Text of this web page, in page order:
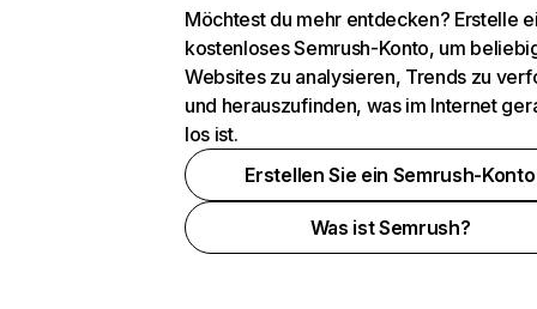
Möchtest du mehr entdecken? Erstelle
kostenloses Semrush-Konto, um
Websites zu analysieren, Trends zu
und herauszufinden, was im Internet
los ist.
Erstellen Sie ein Semrush-Konto
Was ist Semrush?